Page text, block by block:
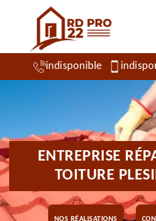
indisponible
ENTREPRISE
TOITURE
NOS RÉALISATIONS